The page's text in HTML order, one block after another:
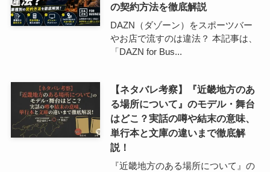
の契約方法を徹底解説
DAZN（ダゾーン）をスポーツバー
やお店で流すのは違法？ 本記事は、
「DAZN for Bus...
【ネタバレ考察】『近畿地方のあ
る場所について』のモデル・舞台
はどこ？実話の噂や結末の意味、
単行本と文庫の違いまで徹底解
説！
『近畿地方のある場所について』の